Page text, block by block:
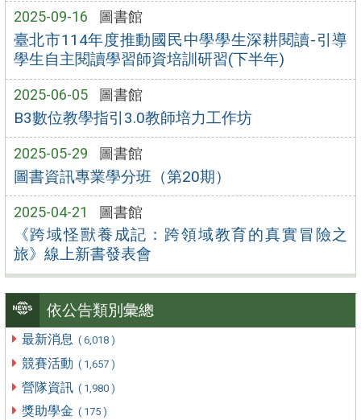
2025-09-16 圖書館
臺北市114年度推動國民中學學生深耕閱讀-引導
學生自主閱讀學習師資培訓研習(下半年)
2025-06-05 圖書館
B3數位教學指引3.0教師培力工作坊
2025-05-29 圖書館
圖書資訊專業學分班（第20期）
2025-04-21 圖書館
《跨域怪獸養成記：跨領域教育的真實冒險之
旅》線上新書發表會
依公告類別彙總
最新消息 ( 6,018 )
競賽活動 ( 1,657 )
營隊資訊 ( 1,980 )
獎助學金 ( 175 )